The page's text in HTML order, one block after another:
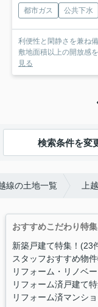
都市ガス 公共下水
利便性と閑静さを兼ね
敷地面積以上の開放感
見る
検索条件を変
線の土地一覧 上
おすすめこだわり特集
新築戸建て特集！(23
スタッフおすすめ物
リフォーム・リノベ
リフォーム済戸建て
リフォーム済マンシ